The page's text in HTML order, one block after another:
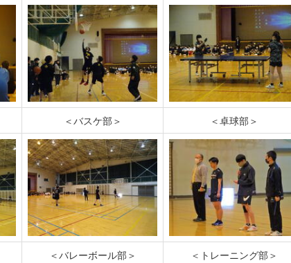
＜バスケ部＞ ＜卓球部＞
＜バレーボール部＞ ＜トレーニング部＞